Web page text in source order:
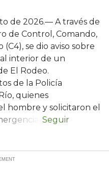
de 2026.— A través de
de Control, Comando,
se dio aviso sobre
interior de un
El Rodeo.
de la Policía
quienes
hombre y solicitaron el